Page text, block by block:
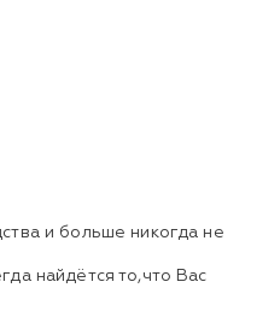
и больше никогда не
найдётся то,что Вас